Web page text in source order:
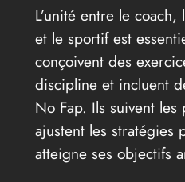
L’unité entre le
et le sportif est
conçoivent des
discipline et incluent
No Fap. Ils suivent
ajustent les stratégies
atteigne ses objectifs